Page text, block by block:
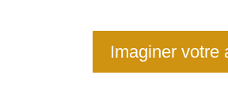
Imaginer votre